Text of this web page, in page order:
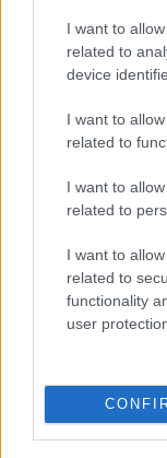
I want to
related to
device
I want to
related to
I want to
related to
I want to
related to
functionality
user
példákat.)
Páskándi a
úgynevezett
idején. (Csak a
március 15-én
szocialista
A vigéc
****